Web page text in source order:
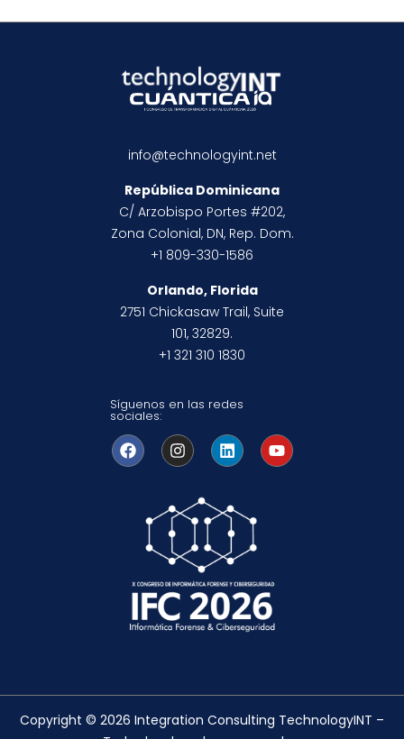
info@technologyint.net
República Dominicana
C/ Arzobispo Portes #202,
Zona Colonial, DN, Rep. Dom.
+1 809-330-1586
Orlando, Florida
2751 Chickasaw Trail, Suite
101, 32829.
+1 321 310 1830
Síguenos en las redes
sociales:
Copyright © 2026 Integration Consulting TechnologyINT –